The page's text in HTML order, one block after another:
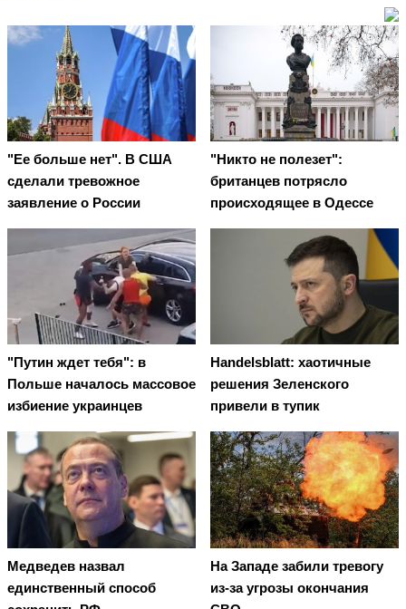
"Ее больше нет". В США
сделали тревожное
заявление о России
"Никто не полезет":
британцев потрясло
происходящее в Одессе
"Путин ждет тебя": в
Польше началось массовое
избиение украинцев
Handelsblatt: хаотичные
решения Зеленского
привели в тупик
Медведев назвал
единственный способ
На Западе забили тревогу
из-за угрозы окончания